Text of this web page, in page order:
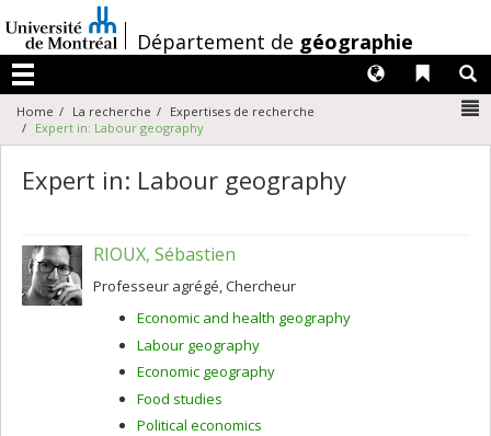
au
contenu
/Département de géographie
Menu
Liens
Langues
Home La recherche
Expertises de recherche
Expert in: Labour geography
Expert in: Labour geography
RIOUX, Sébastien
Professeur agrégé, Chercheur
Economic and health geography
Labour geography
Economic geography
Food studies
Political economics